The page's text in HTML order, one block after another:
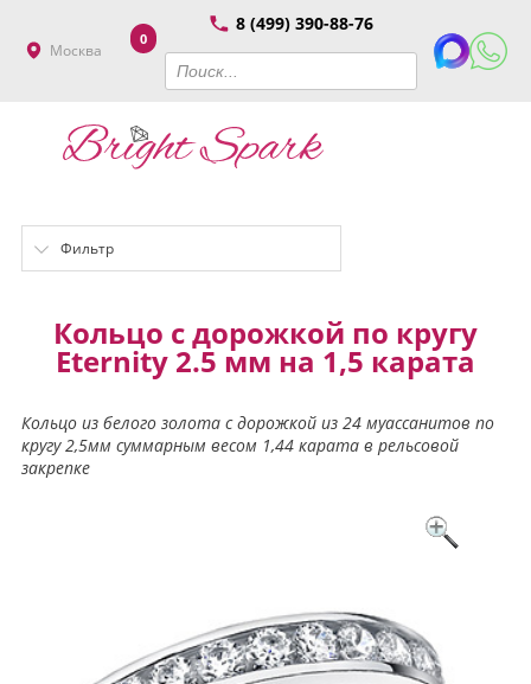
Москва
8 (499) 390-88-76
0
Фильтр
Кольцо с дорожкой по кругу
Eternity 2.5 мм на 1,5 карата
Кольцо из белого золота с дорожкой из 24 муассанитов по
кругу 2,5мм суммарным весом 1,44 карата в рельсовой
закрепке